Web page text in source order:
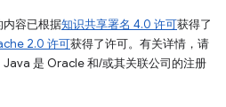
容已根据知识共享署名 4.0 许可获得了
2.0 许可获得了许可。有关详情，请
Java 是 Oracle 和/或其关联公司的注册